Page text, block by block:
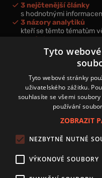
3 nejčtenější články
s hodnotnými
3 názory analytiků
kteří se těmto tématům
nová videa a podcasty
k prohloubení vašich
Přihlášením k newsletteru
zpracování osobních údajů.
Zásady používání souborů
Autoři
Nastavení cookies
Tyto
Tyto webové stránky
uživatelského zážitku.
souhlasíte se všemi
používání
ZOBRAZIT
NEZBYTNĚ NUTNÉ
VÝKONOVÉ SOUBORY